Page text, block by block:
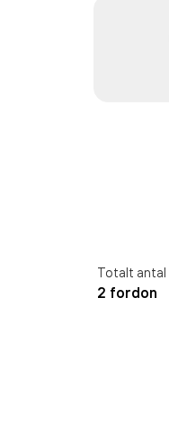
Totalt antal
2 fordon